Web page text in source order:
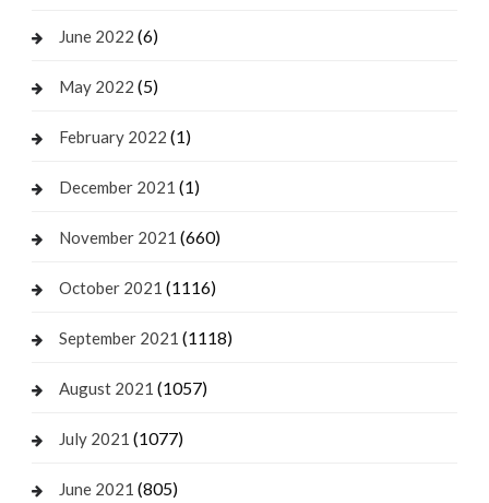
June 2022 (6)
May 2022 (5)
February 2022 (1)
December 2021 (1)
November 2021 (660)
October 2021 (1116)
September 2021 (1118)
August 2021 (1057)
July 2021 (1077)
June 2021 (805)